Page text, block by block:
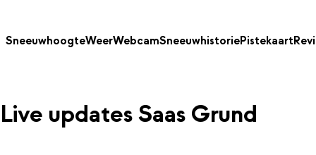
SneeuwhoogteWeerWebcamSneeuwhistoriePistekaart
Live updates Saas Grund